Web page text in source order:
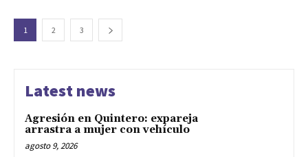
1 2 3
Latest news
Agresión en Quintero: expareja
arrastra a mujer con vehículo
agosto 9, 2026